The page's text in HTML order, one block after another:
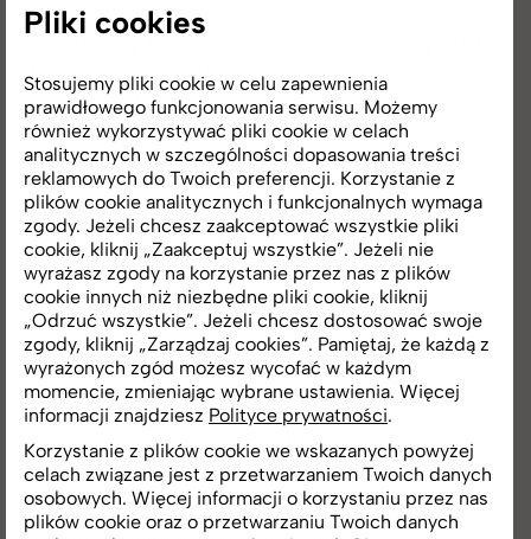
Wiele dwupoziomowych mieszkań oferuje
przestronny taras, co stanowi wyjątkowy atut
dla osób ceniących czas spędzany na świeżym
powietrzu. Taka przestrzeń, odpowiednio
urządzona, na przykład poprzez dodanie roślin
czy zawieszenie hamaka, może przemienić się
w oazę zieleni, stanowiącą alternatywę dla
ogrodu.
Mieszkania dwupoziomowe z ogródkiem
umożliwiają stworzenie własnej strefy relaksu.
Komfort, jaki zapewniają ma duże znaczenie dla
mieszkańców, a ich położenie na wyższych
piętrach w bloku zapewnia niezwykłe widoki,
które są cenione przez entuzjastów miejskich
krajobrazów.
Pliki cookies
Stosujemy pliki cookie w celu zapewnienia
prawidłowego funkcjonowania serwisu. Możemy
również wykorzystywać pliki cookie w celach
analitycznych w szczególności dopasowania treści
reklamowych do Twoich preferencji. Korzystanie z
plików cookie analitycznych i funkcjonalnych wymaga
zgody. Jeżeli chcesz zaakceptować wszystkie pliki
cookie, kliknij „Zaakceptuj wszystkie”. Jeżeli nie
wyrażasz zgody na korzystanie przez nas z plików
cookie innych niż niezbędne pliki cookie, kliknij
„Odrzuć wszystkie”. Jeżeli chcesz dostosować swoje
zgody, kliknij „Zarządzaj cookies”. Pamiętaj, że każdą z
wyrażonych zgód możesz wycofać w każdym
momencie, zmieniając wybrane ustawienia. Więcej
informacji znajdziesz Polityce prywatności.
Korzystanie z plików cookie we wskazanych powyżej
celach związane jest z przetwarzaniem Twoich danych
osobowych. Więcej informacji o korzystaniu przez nas
plików cookie oraz o przetwarzaniu Twoich danych